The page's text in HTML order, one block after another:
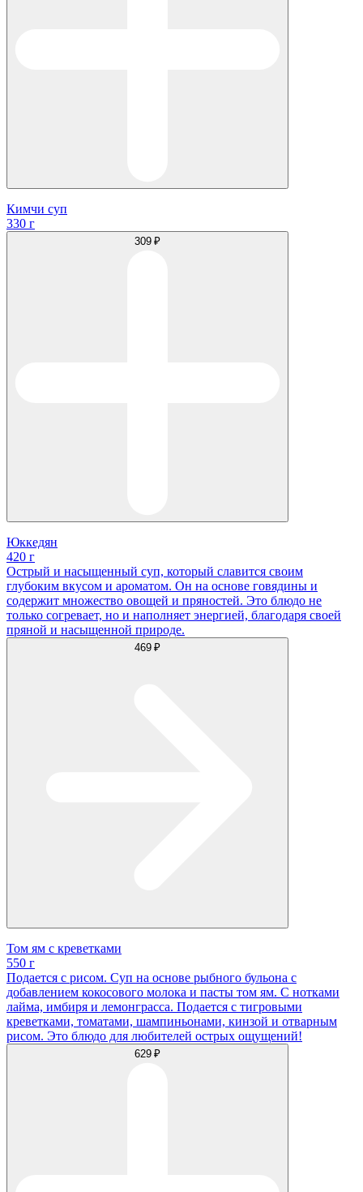
Кимчи суп
330 г
309 ₽
Юккедян
420 г
Острый и насыщенный суп, который славится своим
глубоким вкусом и ароматом. Он на основе говядины и
содержит множество овощей и пряностей. Это блюдо не
только согревает, но и наполняет энергией, благодаря своей
пряной и насыщенной природе.
469 ₽
Том ям с креветками
550 г
Подается с рисом. Суп на основе рыбного бульона с
добавлением кокосового молока и пасты том ям. С нотками
лайма, имбиря и лемонграсса. Подается с тигровыми
креветками, томатами, шампиньонами, кинзой и отварным
рисом. Это блюдо для любителей острых ощущений!
629 ₽